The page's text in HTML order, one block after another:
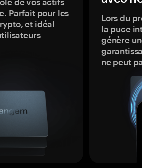
de vos actifs
Parfait pour les
et idéal
Lors du
la puce
génère
ne peut